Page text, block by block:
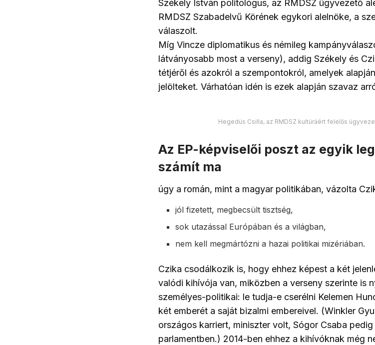
Székely István politológus, az RMDSZ ügyvezető
RMDSZ Szabadelvű Körének egykori alelnöke, a
válaszolt.
Míg Vincze diplomatikus és némileg
látványosabb most a verseny), addig Székely és
tétjéről és azokról a szempontokról, amelyek
jelölteket. Várhatóan idén is ezek alapján szavaz
Hegedüs Csilla, az RMDSZ kultúráért felelős
Az EP-képviselői poszt az egyik
számít ma
úgy a román, mint a magyar politikában, vázolta
jól fizetett, megbecsült tisztség,
sok utazással Európában és a világban,
nem kell megmártózni a hazai politikai mizériában.
Czika csodálkozik is, hogy ehhez képest a két
valódi kihívója van, miközben a verseny szerinte is
személyes-politikai: le tudja-e cserélni Kelemen
két emberét a saját bizalmi embereivel. (Winkler
országos karriert, miniszter volt, Sógor Csaba
parlamentben.) 2014-ben ehhez a kihívóknak még